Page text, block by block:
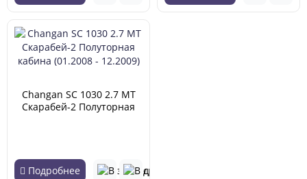
Changan SC 1030 2.7 MT
Скарабей-2 Полуторная
Подробнее